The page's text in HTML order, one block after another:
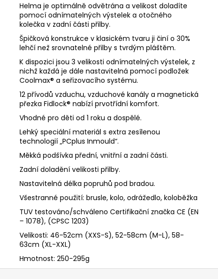
Helma je optimálně odvětrána a velikost doladíte
pomocí odnímatelných výstelek a otočného
kolečka v zadní části přilby.
Špičková konstrukce v klasickém tvaru ji činí o 30%
lehčí než srovnatelné přilby s tvrdým pláštěm.
K dispozici jsou 3 velikosti odnímatelných výstelek, z
nichž každá je dále nastavitelná pomocí podložek
Coolmax® a seřizovacího systému.
12 přívodů vzduchu, vzduchové kanály a magnetická
přezka Fidlock® nabízí prvotřídní komfort.
Vhodné pro děti od 1 roku a dospělé.
Lehký speciální materiál s extra zesílenou
technologií „PCplus Inmould“.
Měkká podšívka přední, vnitřní a zadní části.
Zadní doladění velikosti přilby.
Nastavitelná délka popruhů pod bradou.
Všestranné použití: brusle, kolo, odrážedlo, koloběžka
TUV testováno/schváleno Certifikační značka CE (EN
– 1078), (CPSC 1203)
Velikosti: 46-52cm (XXS-S), 52-58cm (M-L), 58-
63cm (XL-XXL)
Hmotnost: 250-295g
Z